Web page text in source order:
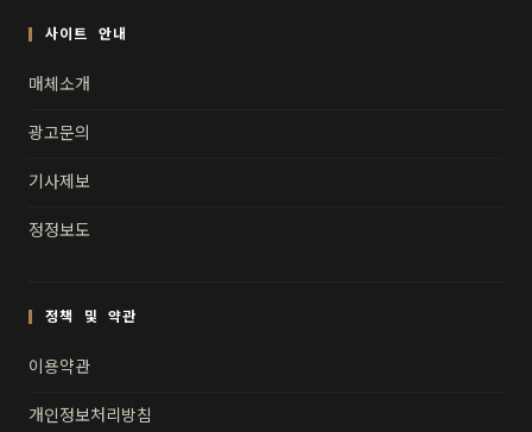
사이트 안내
매체소개
광고문의
기사제보
정정보도
정책 및 약관
이용약관
개인정보처리방침